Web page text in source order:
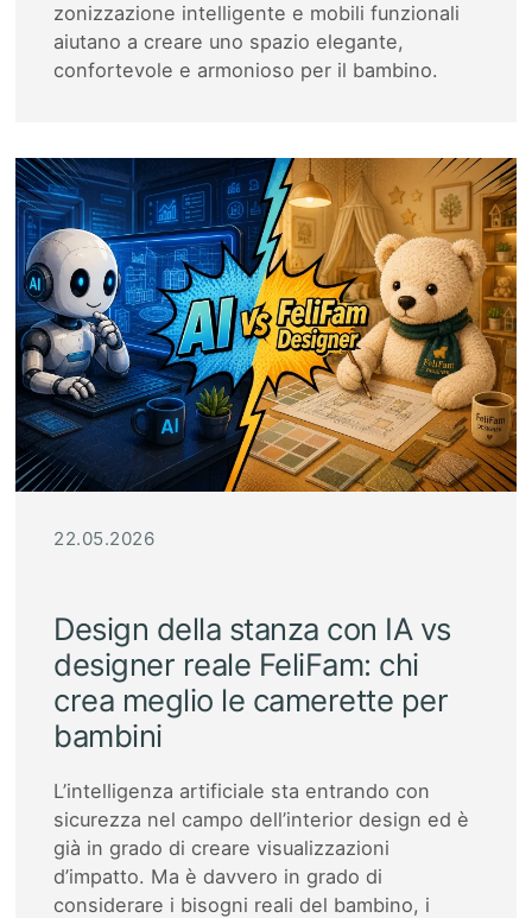
zonizzazione intelligente e mobili funzionali
aiutano a creare uno spazio elegante,
confortevole e armonioso per il bambino.
22.05.2026
Design della stanza con IA vs
designer reale FeliFam: chi
crea meglio le camerette per
bambini
L’intelligenza artificiale sta entrando con
sicurezza nel campo dell’interior design ed è
già in grado di creare visualizzazioni
d’impatto. Ma è davvero in grado di
considerare i bisogni reali del bambino, i